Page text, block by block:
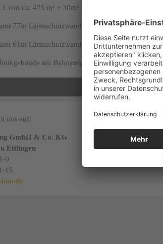
von ca. 475 m² + 30m² an der Zuwegung zu
77m Lärmschutzwand auf Bahnsteig 1
61m Lärmschutzwand Bahnsteig 2
am Bahnsteig 2 um 0,60 Meter
uns auf:
GmbH & Co. KG
Ettlingen
0
15